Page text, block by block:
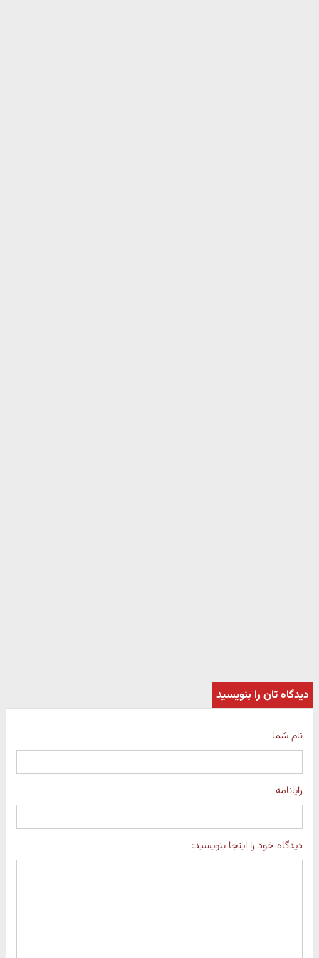
دیدگاه تان را بنویسید
نام شما
رایانامه
دیدگاه خود را اینجا بنویسید: